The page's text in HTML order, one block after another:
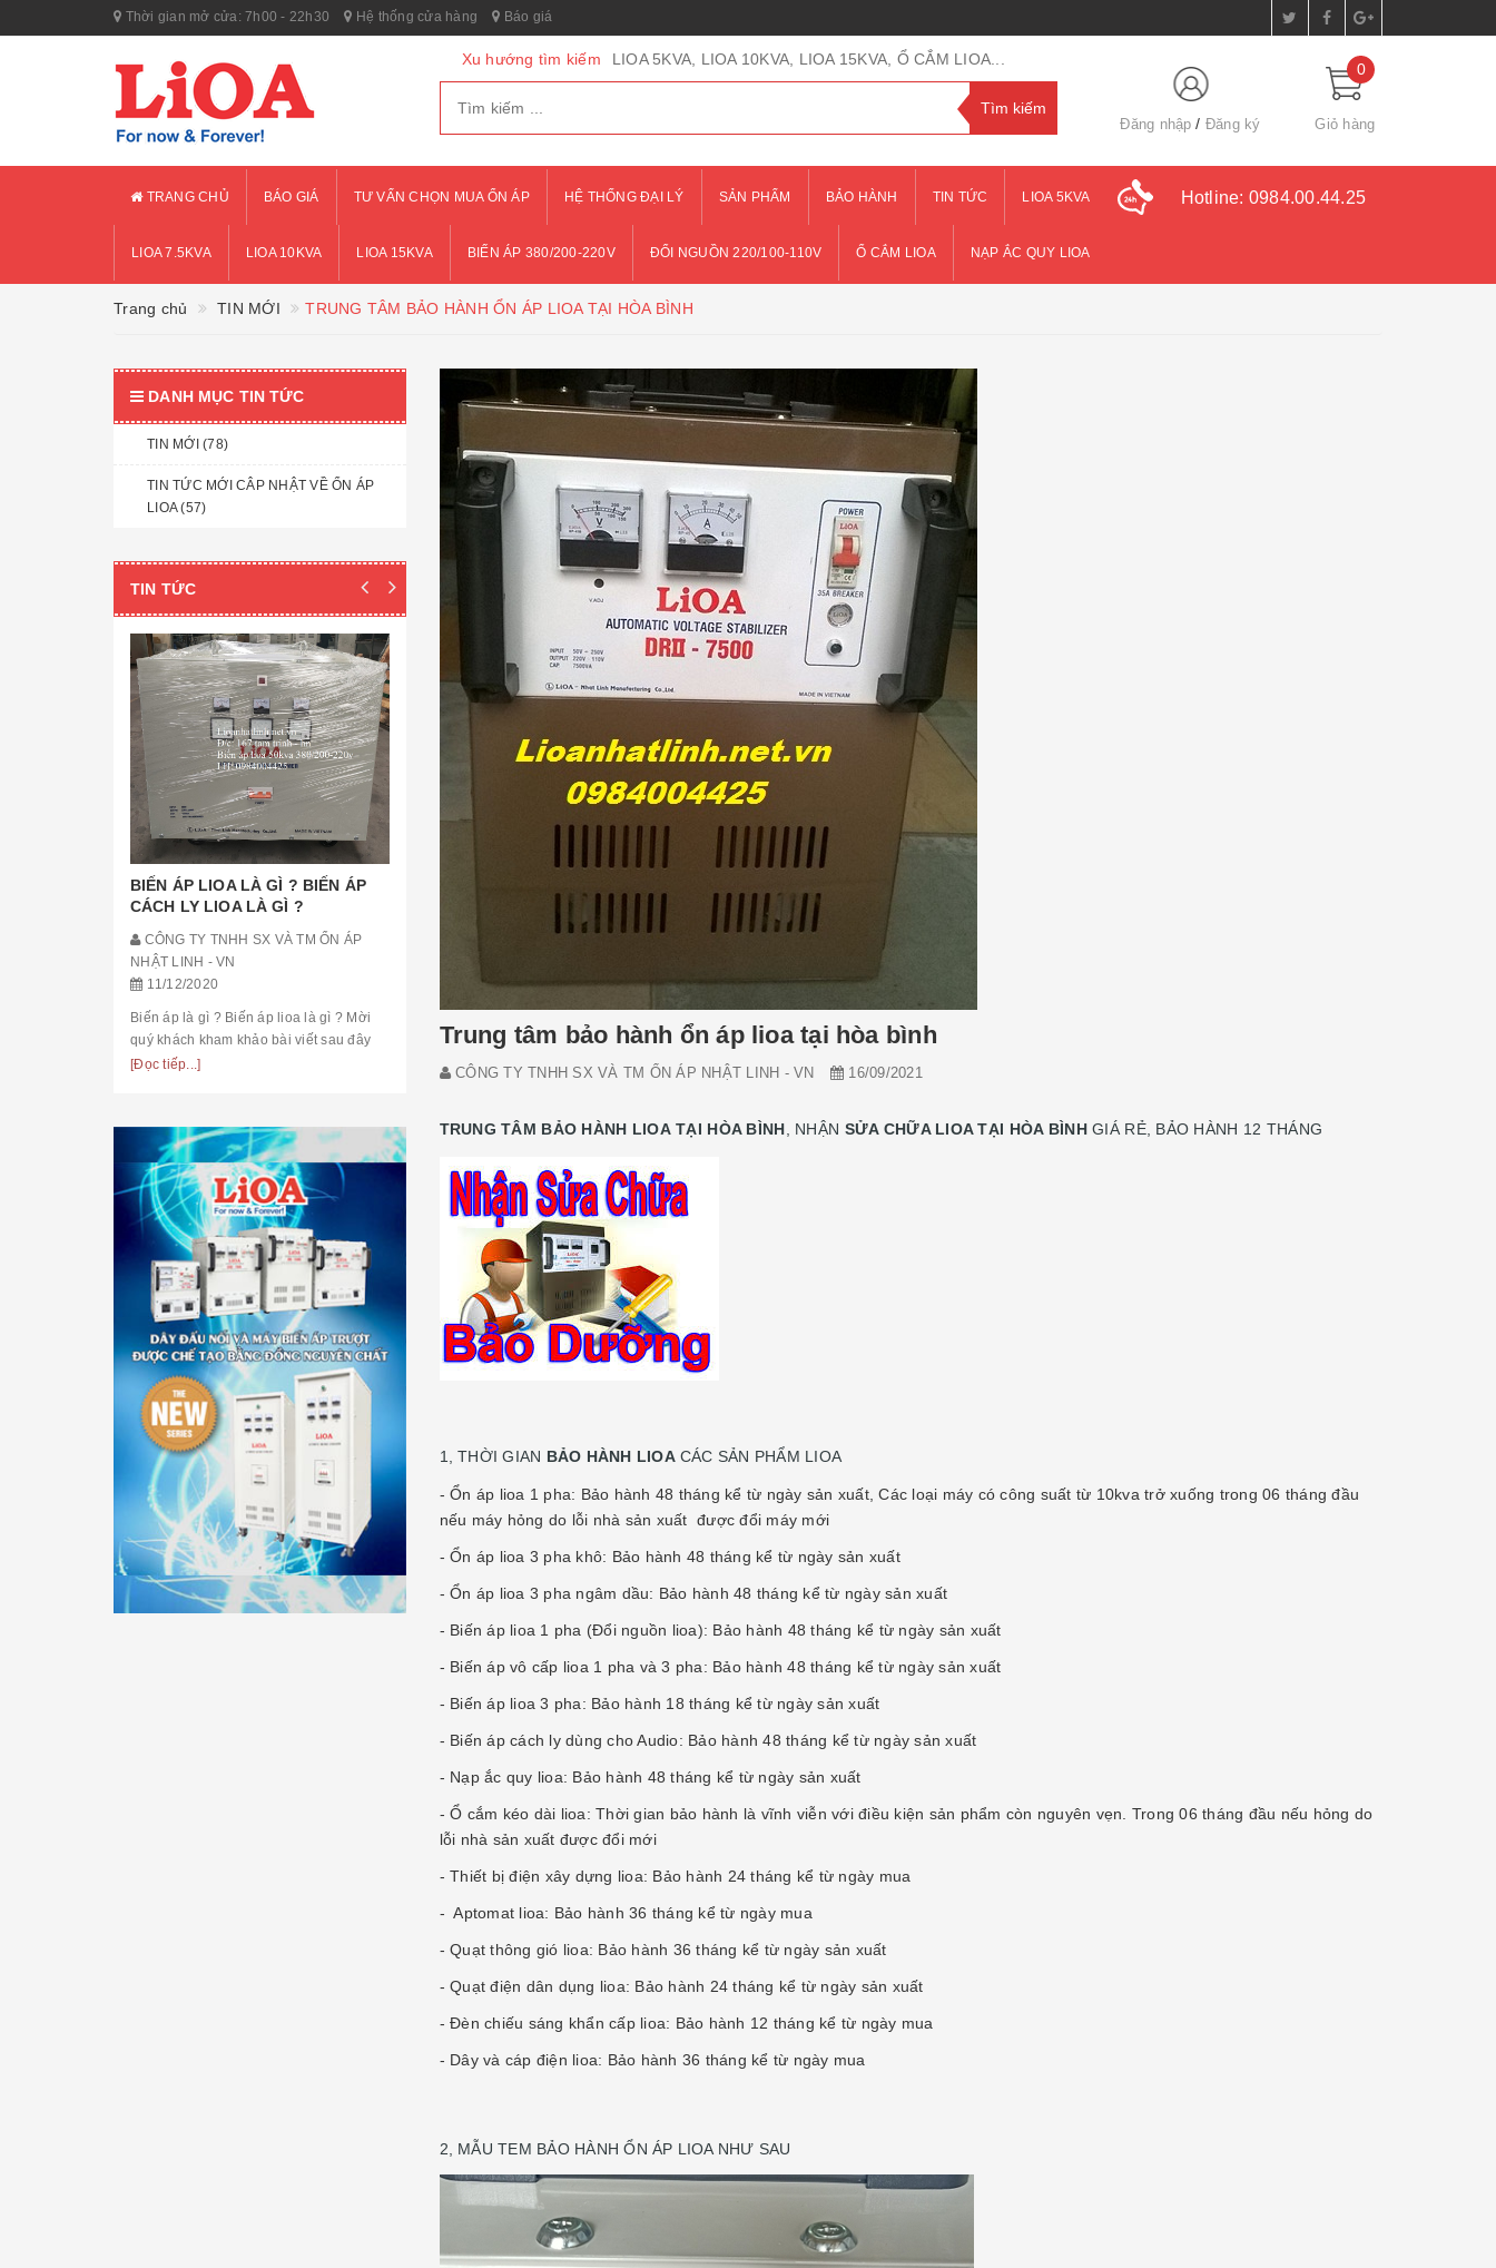
Thời gian mở cửa: 7h00 - 22h30 Hệ thống cửa hàng Báo giá
Xu hướng tìm kiếm LIOA 5KVA, LIOA 10KVA, LIOA 15KVA, Ổ CẮM LIOA...
Đăng nhập Đăng ký
0
Giỏ hàng
TRANG CHỦ BÁO GIÁ TƯ VẤN CHỌN MUA ỔN ÁP HỆ THỐNG ĐẠI LÝ SẢN PHẨM BẢO HÀNH TIN TỨC LIOA 5KVA
LIOA 7.5KVA LIOA 10KVA LIOA 15KVA BIẾN ÁP 380/200-220V ĐỔI NGUỒN 220/100-110V Ổ CẮM LIOA NẠP ẮC QUY LIOA
Hotline: 0984.00.44.25
Trang chủ TIN MỚI TRUNG TÂM BẢO HÀNH ỔN ÁP LIOA TẠI HÒA BÌNH
Trung tâm bảo hành ổn áp lioa tại hòa bình
CÔNG TY TNHH SX VÀ TM ỔN ÁP NHẬT LINH - VN 16/09/2021
TRUNG TÂM BẢO HÀNH LIOA TẠI HÒA BÌNH , NHẬN SỬA CHỮA LIOA TẠI HÒA BÌNHGIÁ RẺ, BẢO HÀNH 12 THÁNG
1, THỜI GIAN BẢO HÀNH LIOA CÁC SẢN PHẨM LIOA
- Ổn áp lioa 1 pha: Bảo hành 48 tháng kể từ ngày sản xuất, Các loại máy có công suất từ 10kva trở xuống trong 06 tháng đầu
nếu máy hỏng do lỗi nhà sản xuất được đổi máy mới
- Ổn áp lioa 3 pha khô: Bảo hành 48 tháng kể từ ngày sản xuất
- Ổn áp lioa 3 pha ngâm dầu: Bảo hành 48 tháng kể từ ngày sản xuất
- Biến áp lioa 1 pha (Đổi nguồn lioa): Bảo hành 48 tháng kể từ ngày sản xuất
- Biến áp vô cấp lioa 1 pha và 3 pha: Bảo hành 48 tháng kể từ ngày sản xuất
- Biến áp lioa 3 pha: Bảo hành 18 tháng kể từ ngày sản xuất
- Biến áp cách ly dùng cho Audio: Bảo hành 48 tháng kể từ ngày sản xuất
- Nạp ắc quy lioa: Bảo hành 48 tháng kể từ ngày sản xuất
- Ổ cắm kéo dài lioa: Thời gian bảo hành là vĩnh viễn với điều kiện sản phẩm còn nguyên vẹn. Trong 06 tháng đầu nếu hỏng do
lỗi nhà sản xuất được đổi mới
- Thiết bị điện xây dựng lioa: Bảo hành 24 tháng kể từ ngày mua
- Aptomat lioa: Bảo hành 36 tháng kể từ ngày mua
- Quạt thông gió lioa: Bảo hành 36 tháng kể từ ngày sản xuất
- Quạt điện dân dụng lioa: Bảo hành 24 tháng kể từ ngày sản xuất
- Đèn chiếu sáng khẩn cấp lioa: Bảo hành 12 tháng kể từ ngày mua
- Dây và cáp điện lioa: Bảo hành 36 tháng kể từ ngày mua
2, MẪU TEM BẢO HÀNH ỔN ÁP LIOA NHƯ SAU
DANH MỤC TIN TỨC
TIN MỚI (78)
TIN TỨC MỚI CÂP NHẬT VỀ ỔN ÁP
LIOA (57)
TIN TỨC
BIẾN ÁP LIOA LÀ GÌ ? BIẾN ÁP
CÁCH LY LIOA LÀ GÌ ?
CÔNG TY TNHH SX VÀ TM ỔN ÁP
NHẬT LINH - VN
11/12/2020
Biến áp là gì ? Biến áp lioa là gì ? Mời
quý khách kham khảo bài viết sau đây
[Đọc tiếp...]
ỔN ÁP LIOA CÁCH LY, ỔN ÁP
LIOA CHỐNG GIẬT
ỔN ÁP LIOA CÁCH LY, ỔN ÁP LIOA
CHỐNG GIẬT, SẢN XUẤT THEO NHU
DÙNG ỔN ÁP LIOA CÓ TỐN ĐIỆN
CÔNG TY TNHH SX VÀ TM ỔN ÁP
11/12/2020
DÙNG ỔN ÁP LIOA CÓ TIÊU TỐN ĐIỆN
KHÔNG ? MỜI QUÝ KHÁCH KHAM
KHẢO BÀI VIẾT DƯỚI ĐÂY
[Đọc tiếp...]